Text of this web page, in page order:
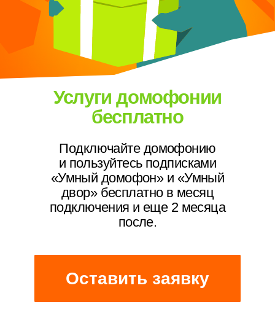
Подключайте домофонию
и пользуйтесь подписками
«Умный домофон» и «Умный
двор» бесплатно в месяц
после.
Услуги домофонии
бесплатно